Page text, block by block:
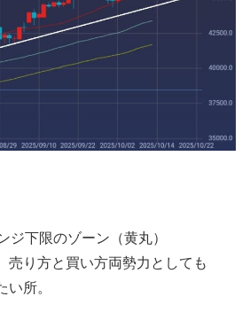
ジ下限のゾーン（黄丸）
売り方と買い方両勢力としても
い所。